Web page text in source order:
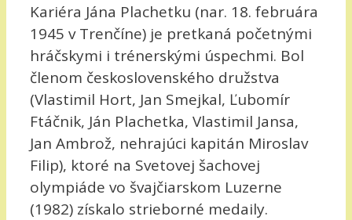
Kariéra Jána Plachetku (nar. 18. februára
1945 v Trenčíne) je pretkaná početnými
hráčskymi i trénerskými úspechmi. Bol
členom československého družstva
(Vlastimil Hort, Jan Smejkal, Ľubomír
Ftáčnik, Ján Plachetka, Vlastimil Jansa,
Jan Ambrož, nehrajúci kapitán Miroslav
Filip), ktoré na Svetovej šachovej
olympiáde vo švajčiarskom Luzerne
(1982) získalo strieborné medaily.